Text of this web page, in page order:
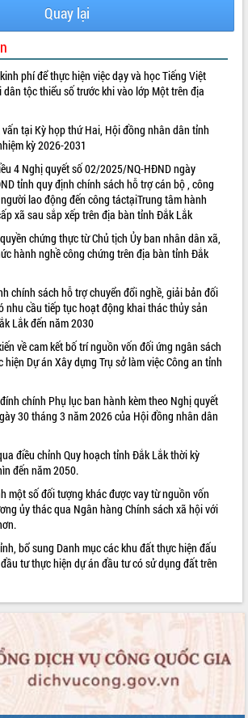
Minh
có công với
thiết chế
yêu cầu
Lắk gặp
Hồ Chí
cốt liệt sĩ
Hòa
khăn trong
khai quy
khảo sát
đóng gói
biến các
và xúc
động thích
xuất khẩu
Việt Nam đột
tư
đột phá trong
Đắk Lắk
đổi số
dựng hạ
Tân
chí nhân Kỷ
Cách
khai thực
Quay lại
phí để thực hiện việc dạy và học Tiếng Việt
dân tộc thiểu số trước khi vào lớp Một trên địa
tại Kỳ họp thứ Hai, Hội đồng nhân dân tỉnh
kỳ 2026-2031
4 Nghị quyết số 02/2025/NQ-HĐND ngày
tỉnh quy định chính sách hỗ trợ cán bộ , công
lao động đến công táctạiTrung tâm hành
xã sau sắp xếp trên địa bàn tỉnh Đắk Lắk
chứng thực từ Chủ tịch Ủy ban nhân dân xã,
hành nghề công chứng trên địa bàn tỉnh Đắk
chính sách hỗ trợ chuyển đổi nghề, giải bản đối
nhu cầu tiếp tục hoạt động khai thác thủy sản
Lắk đến năm 2030
về cam kết bố trí nguồn vốn đối ứng ngân sách
Dự án Xây dựng Trụ sở làm việc Công an tỉnh
chính Phụ lục ban hành kèm theo Nghị quyết
30 tháng 3 năm 2026 của Hội đồng nhân dân
điều chỉnh Quy hoạch tỉnh Đắk Lắk thời kỳ
đến năm 2050.
một số đối tượng khác được vay từ nguồn vốn
ủy thác qua Ngân hàng Chính sách xã hội với
bổ sung Danh mục các khu đất thực hiện đấu
tư thực hiện dự án đầu tư có sử dụng đất trên